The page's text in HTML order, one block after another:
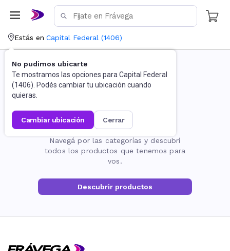
Estás en Capital Federal (1406)
No pudimos ubicarte
Te mostramos las opciones para Capital Federal
(1406). Podés cambiar tu ubicación cuando
quieras.
cambiar ubicación cerrar
La página no existe
Navegá por las categorías y descubrí
todos los productos que tenemos para
vos.
Descubrir productos